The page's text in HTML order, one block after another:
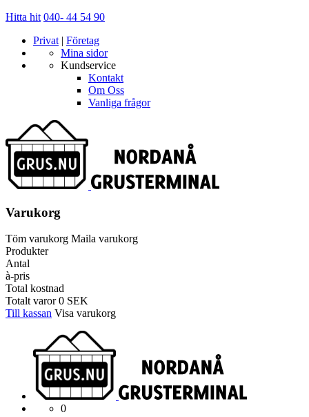
Hitta hit 040- 44 54 90
Privat | Företag
Mina sidor
Kundservice
Kontakt
Om Oss
Vanliga frågor
Varukorg
Töm varukorg Maila varukorg
Produkter
Antal
à-pris
Total kostnad
Totalt varor0 SEK
Till kassan Visa varukorg
0